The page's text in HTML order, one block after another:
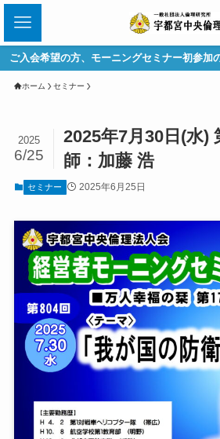
ご入会希望の方、モーニングセミナー初参加
ホーム セミナー
2025年7月30日(水
師：加藤 浩
2025
6/25
セミナー 2025年6月25日